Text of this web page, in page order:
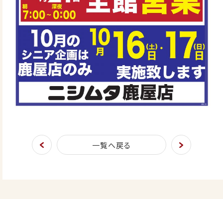
一覧へ戻る